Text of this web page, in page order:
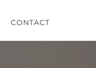
CONTACT